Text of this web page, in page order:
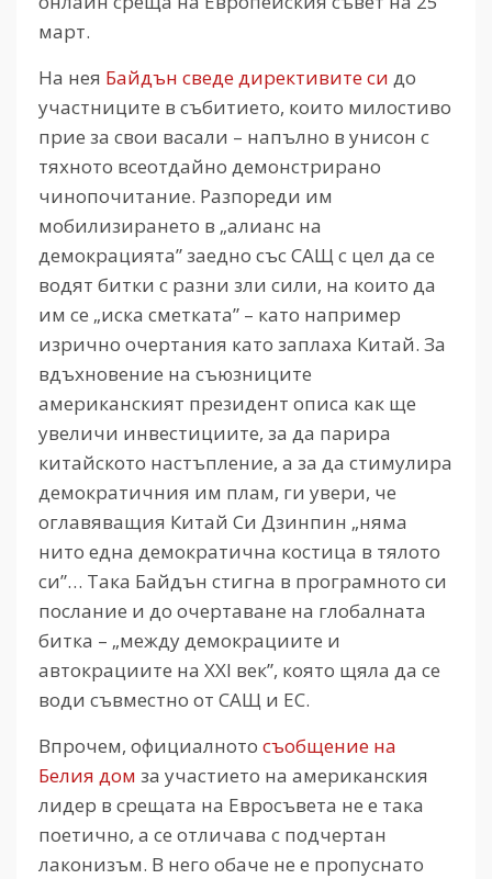
март.
На нея Байдън сведе директивите си до
участниците в събитието, които милостиво
прие за свои васали – напълно в унисон с
тяхното всеотдайно демонстрирано
чинопочитание. Разпореди им
мобилизирането в „алианс на
демокрацията” заедно със САЩ с цел да се
водят битки с разни зли сили, на които да
им се „иска сметката” – като например
изрично очертания като заплаха Китай. За
вдъхновение на съюзниците
американският президент описа как ще
увеличи инвестициите, за да парира
китайското настъпление, а за да стимулира
демократичния им плам, ги увери, че
оглавяващия Китай Си Дзинпин „няма
нито една демократична костица в тялото
си”… Така Байдън стигна в програмното си
послание и до очертаване на глобалната
битка – „между демокрациите и
автокрациите на ХХI век”, която щяла да се
води съвместно от САЩ и ЕС.
Впрочем, официалното съобщение на
Белия дом за участието на американския
лидер в срещата на Евросъвета не е така
поетично, а се отличава с подчертан
лаконизъм. В него обаче не е пропуснато